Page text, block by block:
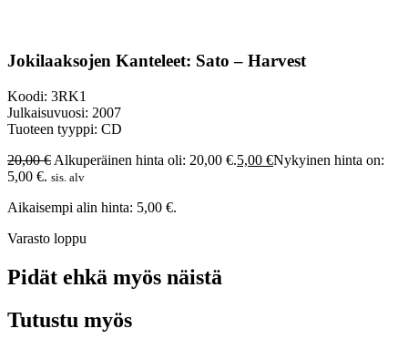
Jokilaaksojen Kanteleet: Sato – Harvest
Koodi: 3RK1
Julkaisuvuosi: 2007
Tuoteen tyyppi: CD
20,00€ Alkuperäinen hinta oli: 20,00 €.5,00 €Nykyinen hinta on:
5,00 €. sis. alv
Aikaisempi alin hinta: 5,00 €.
Varasto loppu
Pidät ehkä myös näistä
Tutustu myös